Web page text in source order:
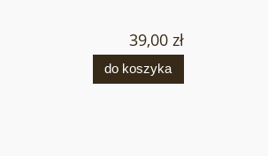
39,00 zł
do koszyka